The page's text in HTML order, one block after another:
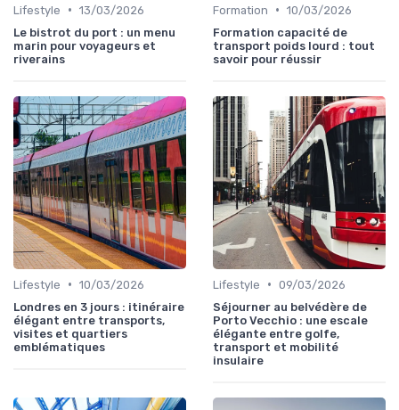
Lifestyle • 13/03/2026
Le bistrot du port : un menu
marin pour voyageurs et
riverains
Formation • 10/03/2026
Formation capacité de
transport poids lourd : tout
savoir pour réussir
Lifestyle • 10/03/2026
Londres en 3 jours : itinéraire
élégant entre transports,
visites et quartiers
emblématiques
Lifestyle • 09/03/2026
Séjourner au belvédère de
Porto Vecchio : une escale
élégante entre golfe,
transport et mobilité
insulaire